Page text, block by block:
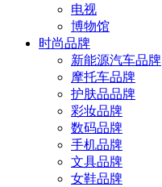
电视
博物馆
时尚品牌
新能源汽车品牌
摩托车品牌
护肤品品牌
彩妆品牌
数码品牌
手机品牌
文具品牌
女鞋品牌